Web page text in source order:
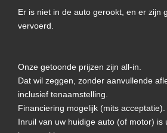
Er is niet in de auto gerookt, en er zijn
vervoerd.
Onze getoonde prijzen zijn all-in.
Dat wil zeggen, zonder aanvullende
inclusief tenaamstelling.
Financiering mogelijk (mits acceptatie).
Inruil van uw huidige auto (of motor) is